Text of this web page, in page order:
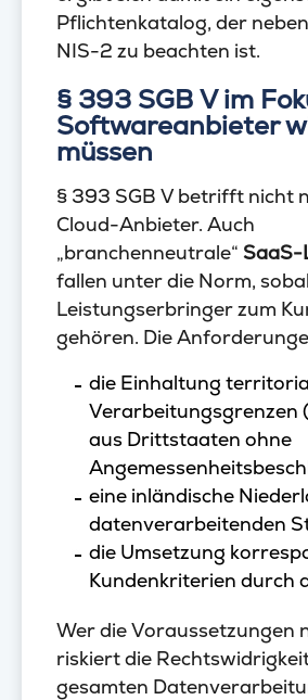
Pflichtenkatalog, der
NIS-2 zu beachten ist.
§ 393 SGB V im
Softwareanbieter
müssen
§ 393 SGB V betrifft nicht
Cloud-Anbieter. Auch
„branchenneutrale“ SaaS-
fallen unter die Norm,
Leistungserbringer zum
gehören. Die
die Einhaltung
Verarbeitungsgrenzen
aus Drittstaaten ohne
eine inländische
datenverarbeitenden
die Umsetzung
Kundenkriterien durch
Wer die Voraussetzungen
riskiert die
gesamten